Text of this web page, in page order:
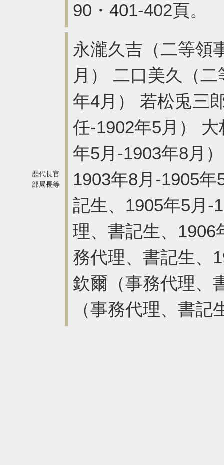
90・401-402頁。
歴代長官
部局長等
永瀧久吉（二等領
月） 二口美久（
年4月） 若松兎三
任-1902年5月）
年5月-1903年8月
1903年8月-1905
記生、1905年5月-
理、書記生、1906
務代理、書記生、
欽爾（事務代理、
（事務代理、書